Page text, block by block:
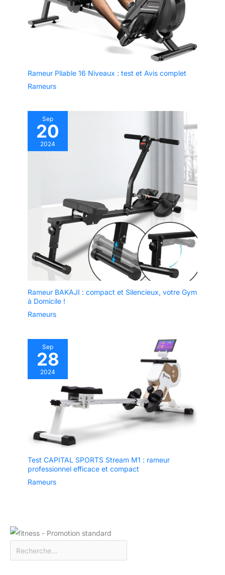
Rameur Pliable 16 Niveaux : test et Avis complet
Rameurs
Sep
20
2024
Rameur BAKAJI : compact et Silencieux, votre Gym
à Domicile !
Rameurs
Sep
28
2024
Test CAPITAL SPORTS Stream M1 : rameur
professionnel efficace et compact
Rameurs